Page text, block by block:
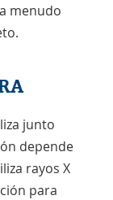
menudo
junto
depende
rayos X
para